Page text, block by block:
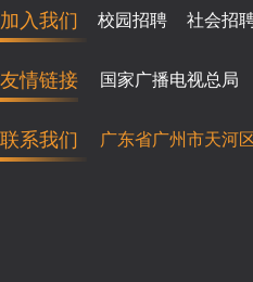
加入我们 校园招聘 社会招
友情链接 国家广播电视总局
联系我们 广东省广州市天河